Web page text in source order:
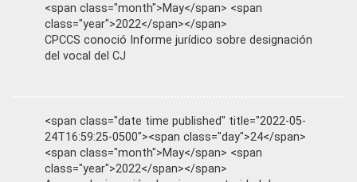
<span class="month">May</span> <span
class="year">2022</span></span>
CPCCS conoció Informe jurídico sobre designación
del vocal del CJ
<span class="date time published" title="2022-05-
24T16:59:25-0500"><span class="day">24</span>
<span class="month">May</span> <span
class="year">2022</span></span>